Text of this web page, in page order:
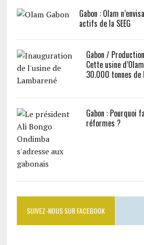
Gabon : Olam
actifs de la SEEG
Gabon /
Cette usine
30.000 tonnes de
Gabon : Pourquoi
réformes ?
SUIVEZ-NOUS SUR FACEBOOK